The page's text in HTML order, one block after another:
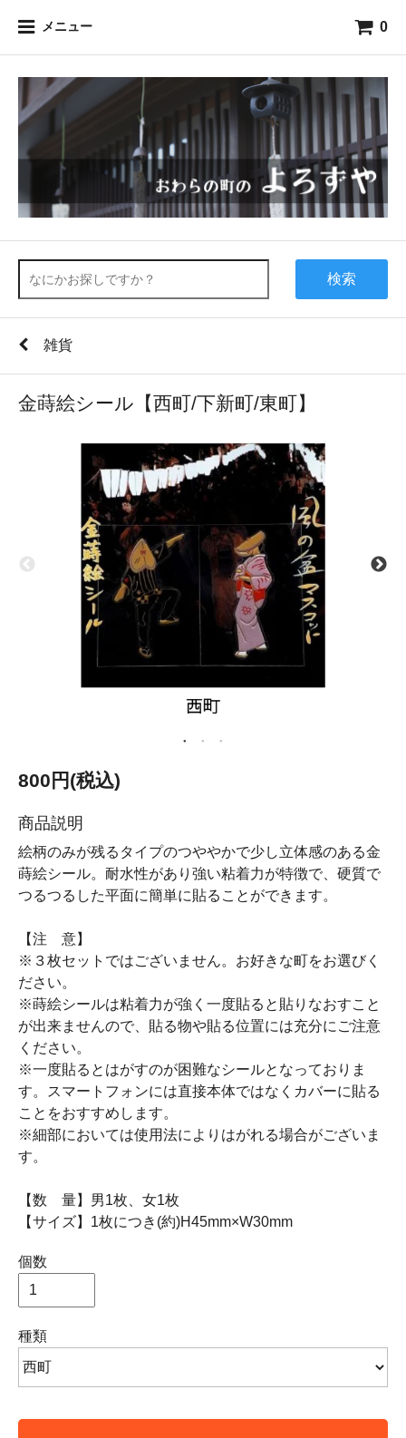
メニュー 0
検索
雑貨
金蒔絵シール【西町/下新町/東町】
800円(税込)
商品説明
絵柄のみが残るタイプのつややかで少し立体感のある金
蒔絵シール。耐水性があり強い粘着力が特徴で、硬質で
つるつるした平面に簡単に貼ることができます。
【注 意】
※３枚セットではございません。お好きな町をお選びく
ださい。
※蒔絵シールは粘着力が強く一度貼ると貼りなおすこと
が出来ませんので、貼る物や貼る位置には充分にご注意
ください。
※一度貼るとはがすのが困難なシールとなっておりま
す。スマートフォンには直接本体ではなくカバーに貼る
ことをおすすめします。
※細部においては使用法によりはがれる場合がございま
す。
【数 量】男1枚、女1枚
【サイズ】1枚につき(約)H45mm×W30mm
個数
種類